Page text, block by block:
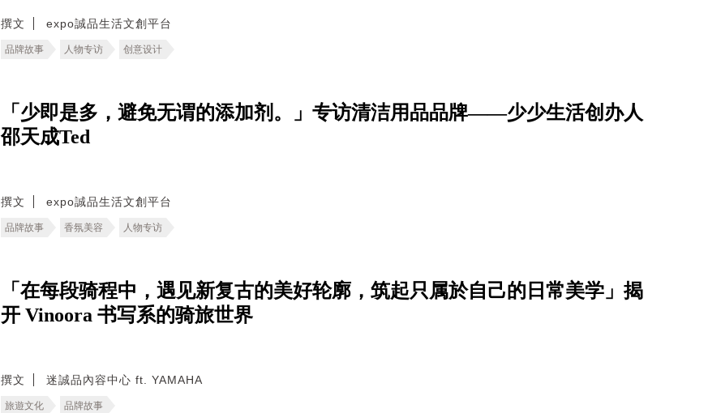
撰文 expo誠品生活文創平台
品牌故事 人物专访 创意设计
「少即是多，避免无谓的添加剂。」专访清洁用品品牌——少少生活创办人
邵天成Ted
撰文 expo誠品生活文創平台
品牌故事 香氛美容 人物专访
「在每段骑程中，遇见新复古的美好轮廓，筑起只属於自己的日常美学」揭
开 Vinoora 书写系的骑旅世界
撰文 迷誠品內容中心 ft. YAMAHA
旅遊文化 品牌故事